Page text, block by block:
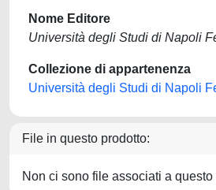
Nome Editore
Università degli Studi di Napoli
Collezione di appartenenza
Università degli Studi di Napoli
File in questo prodotto:
Non ci sono file associati a questo